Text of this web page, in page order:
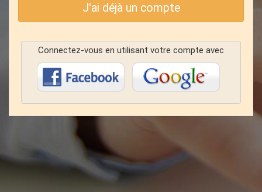
J'ai déjà un compte
Connectez-vous en utilisant votre compte avec